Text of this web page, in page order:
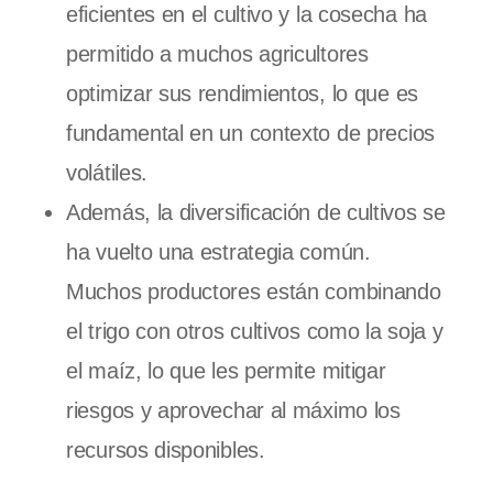
eficientes en el cultivo y la cosecha ha
permitido a muchos agricultores
optimizar sus rendimientos, lo que es
fundamental en un contexto de precios
volátiles.
Además, la diversificación de cultivos se
ha vuelto una estrategia común.
Muchos productores están combinando
el trigo con otros cultivos como la soja y
el maíz, lo que les permite mitigar
riesgos y aprovechar al máximo los
recursos disponibles.